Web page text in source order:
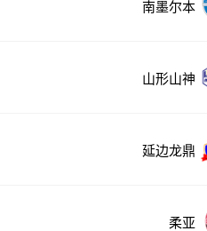
南墨尔本
山形山神
延边龙鼎
柔亚